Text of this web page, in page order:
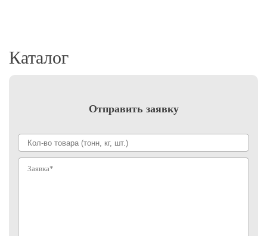
Каталог
Отправить заявку